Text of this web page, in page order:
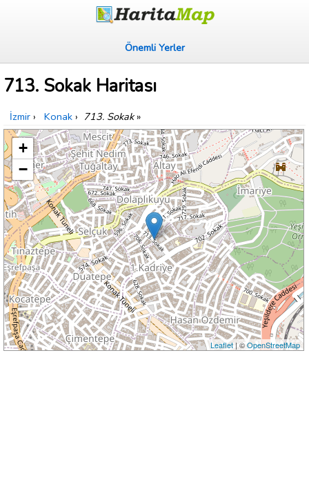
Önemli Yerler
713. Sokak Haritası
İzmir › Konak › 713. Sokak»
+
−
Leaflet| ©OpenStreetMap